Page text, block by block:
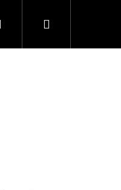
Pražský Voucher
PřihlášeníNákupní